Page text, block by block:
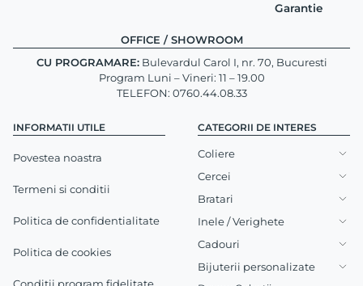
Garantie
INFORMATII UTILE
Povestea noastra
Termeni si conditii
Politica de confidentialitate
Politica de cookies
OFFICE / SHOWROOM
CU PROGRAMARE:Bulevardul Carol I, nr. 70, Bucuresti
Program Luni – Vineri: 11 – 19.00
TELEFON: 0760.44.08.33
CATEGORII DE INTERES
Coliere
Cercei
Bratari
Inele / Verighete
Cadouri
Bijuterii personalizate